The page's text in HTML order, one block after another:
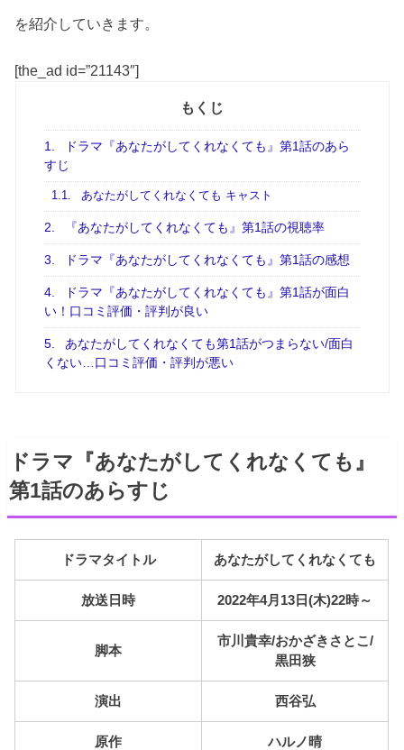
を紹介していきます。
[the_ad id=”21143″]
もくじ
1.
ドラマ『あなたがしてくれなくても』第1話のあら
すじ
1.1. あなたがしてくれなくても キャスト
2. 『あなたがしてくれなくても』第1話の視聴率
3. ドラマ『あなたがしてくれなくても』第1話の感想
4.
ドラマ『あなたがしてくれなくても』第1話が面白
い！口コミ評価・評判が良い
5.
あなたがしてくれなくても第1話がつまらない/面白
くない…口コミ評価・評判が悪い
ドラマ『あなたがしてくれなくても』
第1話のあらすじ
ドラマタイトル あなたがしてくれなくても
放送日時 2022年4月13日(木)22時～
脚本
市川貴幸/おかざきさとこ/
黒田狭
演出 西谷弘
原作 ハルノ晴